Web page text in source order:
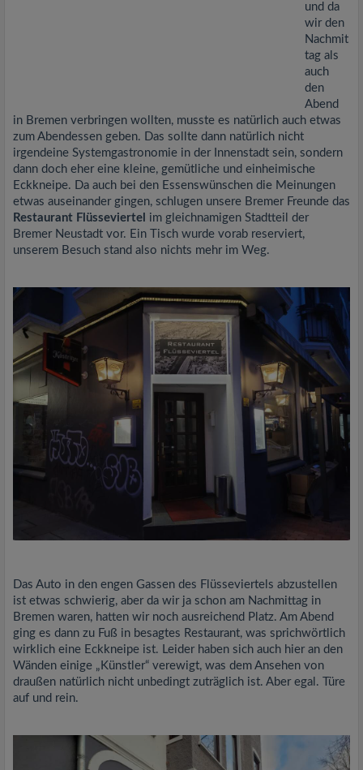
und da
wir den
Nachmit
tag als
auch
den
Abend
in Bremen verbringen wollten, musste es natürlich auch etwas
zum Abendessen geben. Das sollte dann natürlich nicht
irgendeine Systemgastronomie in der Innenstadt sein, sondern
dann doch eher eine kleine, gemütliche und einheimische
Eckkneipe. Da auch bei den Essenswünschen die Meinungen
etwas auseinander gingen, schlugen unsere Bremer Freunde das
Restaurant Flüsseviertel im gleichnamigen Stadtteil der
Bremer Neustadt vor. Ein Tisch wurde vorab reserviert,
unserem Besuch stand also nichts mehr im Weg.
Das Auto in den engen Gassen des Flüsseviertels abzustellen
ist etwas schwierig, aber da wir ja schon am Nachmittag in
Bremen waren, hatten wir noch ausreichend Platz. Am Abend
ging es dann zu Fuß in besagtes Restaurant, was sprichwörtlich
wirklich eine Eckkneipe ist. Leider haben sich auch hier an den
Wänden einige „Künstler“ verewigt, was dem Ansehen von
draußen natürlich nicht unbedingt zuträglich ist. Aber egal. Türe
auf und rein.